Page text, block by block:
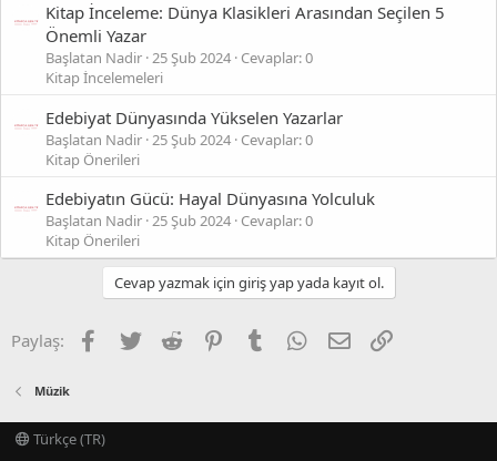
Kitap İnceleme: Dünya Klasikleri Arasından Seçilen 5
Önemli Yazar
Başlatan Nadir 25 Şub 2024 Cevaplar: 0
Kitap İncelemeleri
Edebiyat Dünyasında Yükselen Yazarlar
Başlatan Nadir 25 Şub 2024 Cevaplar: 0
Kitap Önerileri
Edebiyatın Gücü: Hayal Dünyasına Yolculuk
Başlatan Nadir 25 Şub 2024 Cevaplar: 0
Kitap Önerileri
Cevap yazmak için giriş yap yada kayıt ol.
Paylaş: Facebook
Twitter Reddit PinterestTumblr WhatsApp
E-posta
Müzik
Türkçe (TR)